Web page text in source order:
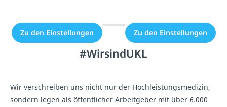
Zu den Einstellungen Zu den Einstellungen
#WirsindUKL
​​​​​​​​​​​​​​​​​​Wir verschreiben uns nicht nur der Hochleistungsmedizin,
sondern legen als öffentlicher Arbeitgeber mit über 6.000